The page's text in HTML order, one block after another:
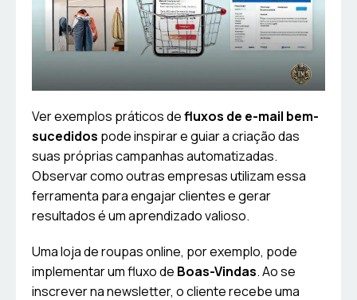
Ver exemplos práticos defluxos de e-mail bem-
sucedidos pode inspirar e guiar a criação das
suas próprias campanhas automatizadas.
Observar como outras empresas utilizam essa
ferramenta para engajar clientes e gerar
resultados é um aprendizado valioso.
Uma loja de roupas online, por exemplo, pode
implementar um fluxo de Boas-Vindas. Ao se
inscrever na newsletter, o cliente recebe uma